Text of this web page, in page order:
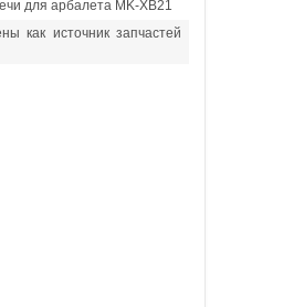
для арбалета MK-XB21
как источник запчастей